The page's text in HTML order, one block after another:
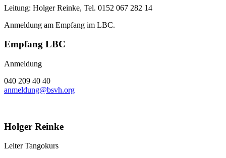
Leitung: Holger Reinke, Tel. 0152 067 282 14
Anmeldung am Empfang im LBC.
Empfang LBC
Anmeldung
040 209 40 40
anmeldung@bsvh.org
Holger Reinke
Leiter Tangokurs